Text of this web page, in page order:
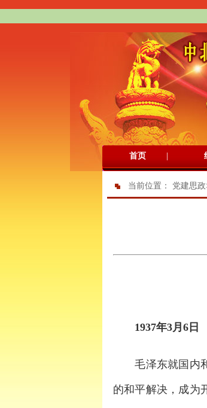
首页 |
当前位置： 党建思政
1937年3月6日
毛泽东就国内和
的和平解决，成为